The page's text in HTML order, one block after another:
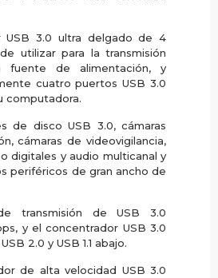
USB 3.0 ultra delgado de 4
utilizar para la transmisión
de alimentación, y
cuatro puertos USB 3.0
computadora.
de disco USB 3.0, cámaras
cámaras de videovigilancia,
digitales y audio multicanal y
periféricos de gran ancho de
transmisión de USB 3.0
y el concentrador USB 3.0
2.0 y USB 1.1 abajo.
de alta velocidad USB 3.0